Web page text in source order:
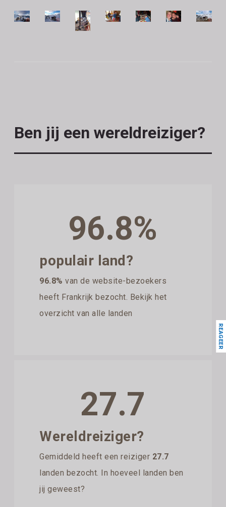
Ben jij een wereldreiziger?
96.8%
populair land?
96.8% van de website-bezoekers
heeft Frankrijk bezocht. Bekijk het
overzicht van alle landen
27.7
Wereldreiziger?
Gemiddeld heeft een reiziger 27.7
landen bezocht. In hoeveel landen ben
jij geweest?
REAGEER